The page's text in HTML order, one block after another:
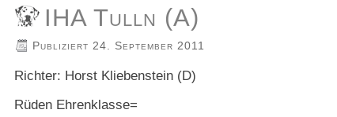
IHA Tulln (A)
Publiziert 24. September 2011
Richter: Horst Kliebenstein (D)
Rüden Ehrenklasse=